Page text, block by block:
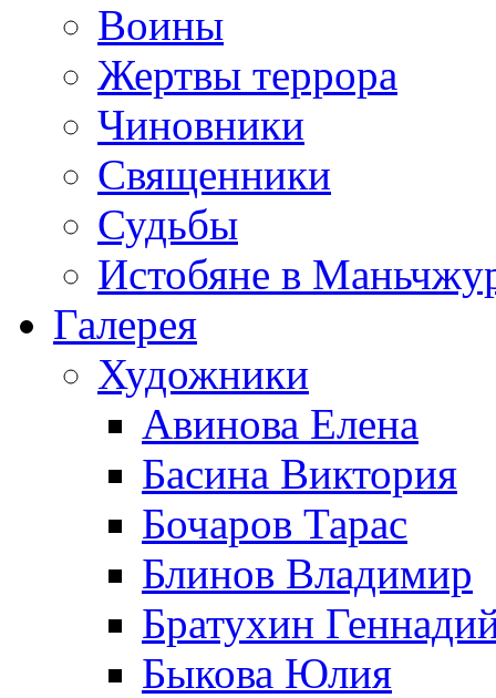
Воины
Жертвы террора
Чиновники
Священники
Судьбы
Истобяне в
Галерея
Художники
Авинова Елена
Басина Виктория
Бочаров Тарас
Блинов Владимир
Братухин
Быкова Юлия